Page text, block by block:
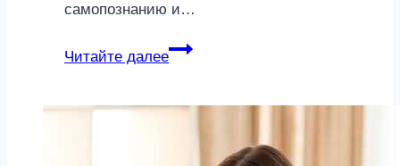
самопознанию и…
Читайте далее
«Синдром